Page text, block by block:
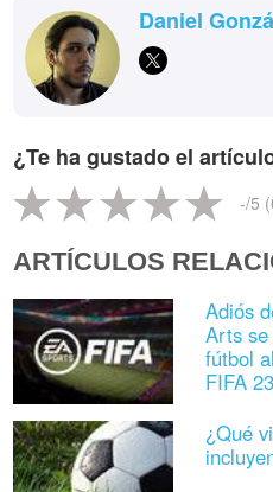
Daniel
¿Te ha gustado el
-/5 (
ARTÍCULOS
Adiós
Arts se
fútbol
FIFA 23
¿Qué